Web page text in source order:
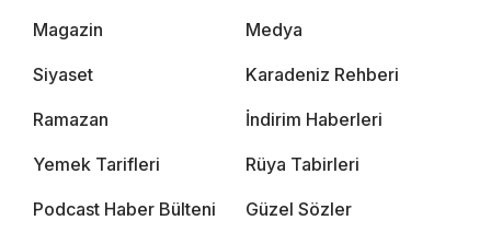
Magazin Medya
Siyaset Karadeniz Rehberi
Ramazan İndirim Haberleri
Yemek Tarifleri Rüya Tabirleri
Podcast Haber Bülteni Güzel Sözler